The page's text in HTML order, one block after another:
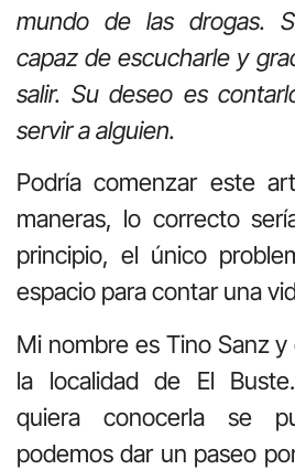
mundo de las drogas.
capaz de escucharle y
salir. Su deseo es
servir a alguien.
Podría comenzar este
maneras, lo correcto
principio, el único
espacio para contar una
Mi nombre es Tino Sanz
la localidad de El
quiera conocerla se
podemos dar un paseo